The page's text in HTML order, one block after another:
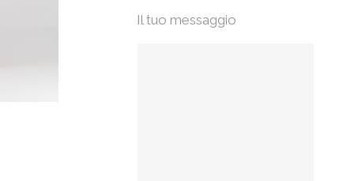
Il tuo messaggio